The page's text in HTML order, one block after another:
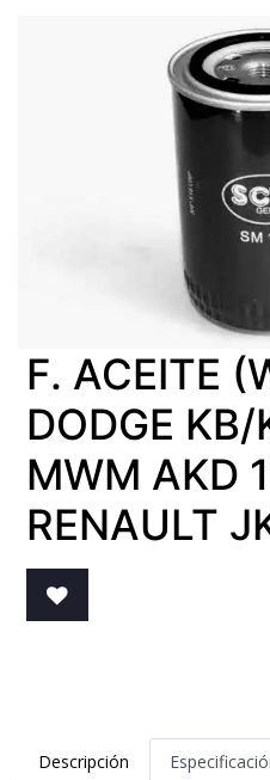
F. ACEITE
DODGE
MWM AKD
RENAULT
Descripción